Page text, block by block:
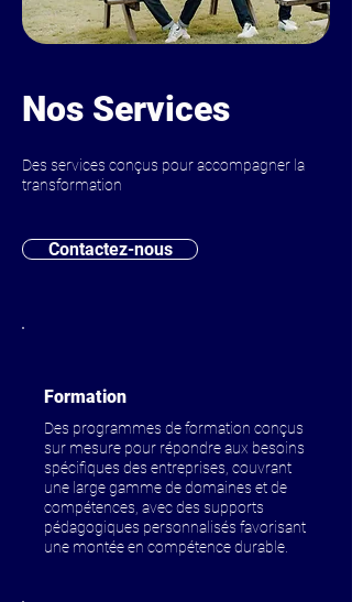
Nos Services
Des services conçus pour accompagner la
transformation
Contactez-nous
Formation
Des programmes de formation conçus
sur mesure pour répondre aux besoins
spécifiques des entreprises, couvrant
une large gamme de domaines et de
compétences, avec des supports
pédagogiques personnalisés favorisant
une montée en compétence durable.